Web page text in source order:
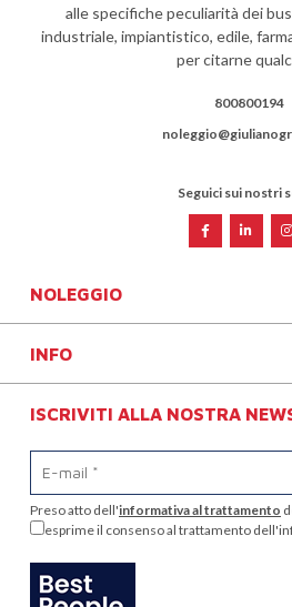
alle specifiche peculiarità dei
industriale, impiantistico, edile,
per citarne
800800194
Seguici sui nostri
NOLEGGIO
INFO
ISCRIVITI ALLA NOSTRA
Preso atto dell'informativa al trattamento
esprime il consenso al trattamento